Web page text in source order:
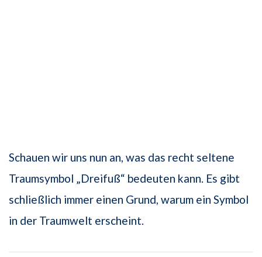
Schauen wir uns nun an, was das recht seltene
Traumsymbol „Dreifuß“ bedeuten kann. Es gibt
schließlich immer einen Grund, warum ein Symbol
in der Traumwelt erscheint.